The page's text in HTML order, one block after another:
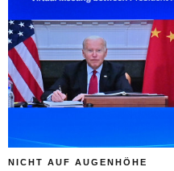
NICHT AUF AUGENHÖHE